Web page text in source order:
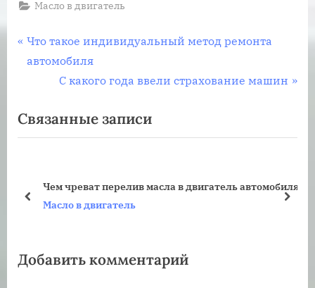
Масло в двигатель
Навигация
П
р
ы
д
а
а
Что такое индивидуальный метод ремонта
автомобиля
С
е
д
з
С какого года ввели страхование машин
Связанные записи
Чем чреват перелив масла в двигатель автомобиля
Масло в двигатель
пред
Добавить комментарий